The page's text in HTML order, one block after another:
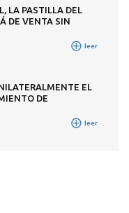
LA PASTILLA DEL
DE VENTA SIN
leer
EL
DE
leer